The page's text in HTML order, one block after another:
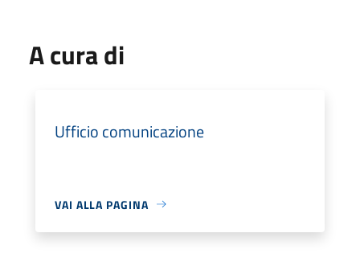
A cura di
Ufficio comunicazione
VAI ALLA PAGINA